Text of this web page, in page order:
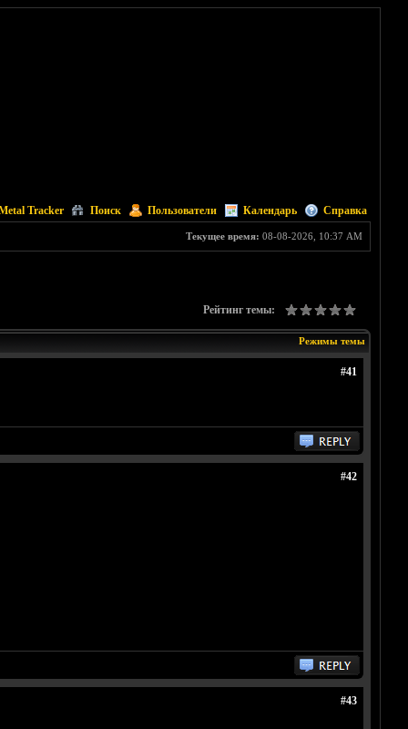
Tracker Поиск Пользователи Календарь Справка
Текущее время: 08-08-2026, 10:37 AM
Рейтинг темы:
Режимы темы
#41
#42
#43